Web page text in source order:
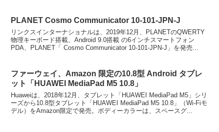
PLANET Cosmo Communicator 10-101-JPN-J
リンクスインターナショナルは、2019年12月、PLANETのQWERTY
物理キーボード搭載、Android 9.0搭載 の6インチスマートフォン
PDA、PLANET「 Cosmo Communicator 10-101-JPN-J」を発売...
ファーウェイ、Amazon 限定の10.8型 Android タブレ
ット「HUAWEI MediaPad M5 10.8」
Huaweiは、2018年12月、タブレット「HUAWEI MediaPad M5」シリ
ーズから10.8型タブレット「HUAWEI MediaPad M5 10.8」（Wi-Fiモ
デル）をAmazon限定で発売。ボディーカラーは、スペースグ...